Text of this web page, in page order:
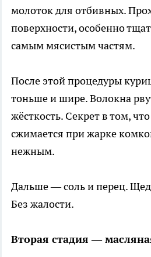
молоток для отбивных.
поверхности, особенно
самым мясистым частям.
После этой процедуры
тоньше и шире. Волокна
жёсткость. Секрет в том,
сжимается при жарке
нежным.
Дальше — соль и перец.
Без жалости.
Вторая стадия —